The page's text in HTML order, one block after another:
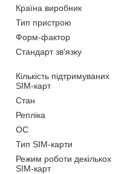
Країна виробник
Тип пристрою
Форм-фактор
Стандарт зв'язку
Кількість підтримуваних
SIM-карт
Стан
Репліка
ОС
Тип SIM-карти
Режим роботи декількох
SIM-карт